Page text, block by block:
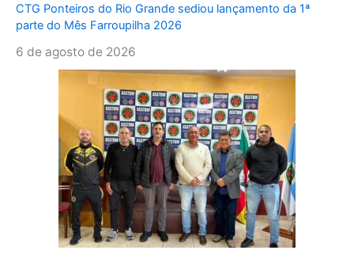
CTG Ponteiros do Rio Grande sediou lançamento da 1ª
parte do Mês Farroupilha 2026
6 de agosto de 2026